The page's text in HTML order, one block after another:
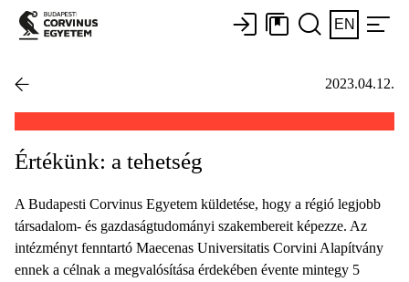
EN
2023.04.12.
Értékünk: a tehetség
A Budapesti Corvinus Egyetem küldetése, hogy a régió legjobb
társadalom- és gazdaságtudományi szakembereit képezze. Az
intézményt fenntartó Maecenas Universitatis Corvini Alapítvány
ennek a célnak a megvalósítása érdekében évente mintegy 5